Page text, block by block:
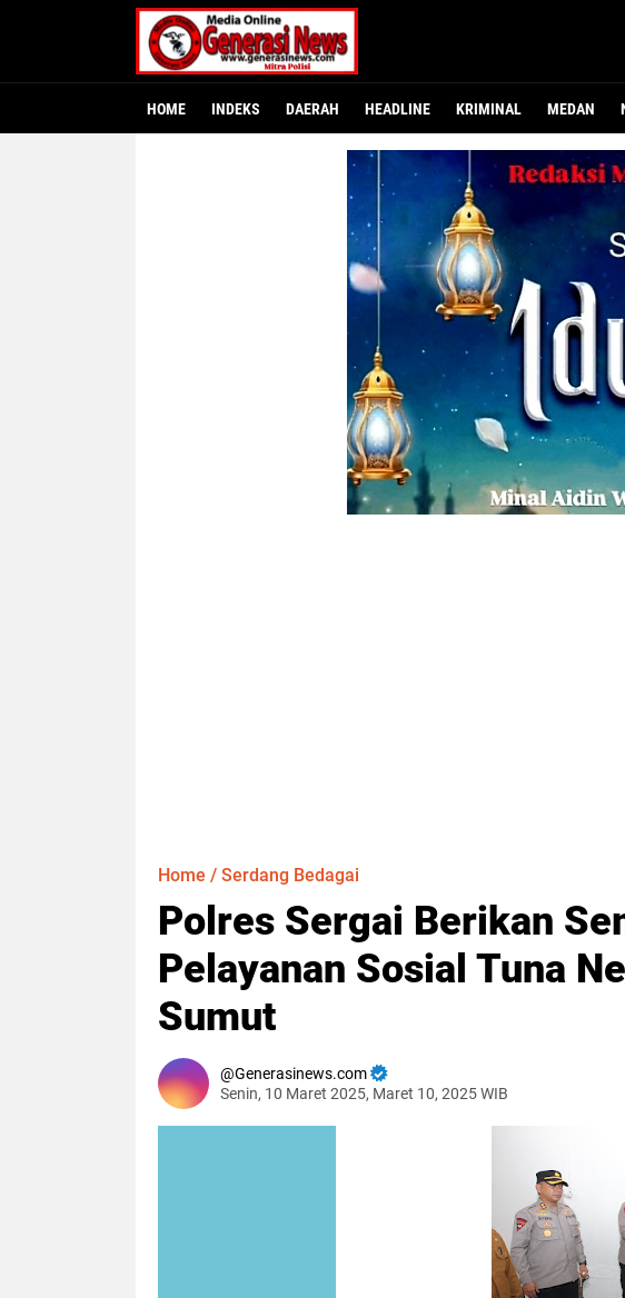
HOME INDEKS DAERAH HEADLINE KRIMINAL MEDAN
Home / Serdang Bedagai
Polres Sergai Berikan
Pelayanan Sosial Tuna
Sumut
Generasinews.com
Senin, 10 Maret 2025, Maret 10, 2025 WIB